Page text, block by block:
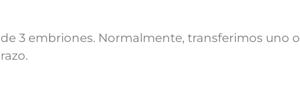
3 embriones. Normalmente, transferimos uno o